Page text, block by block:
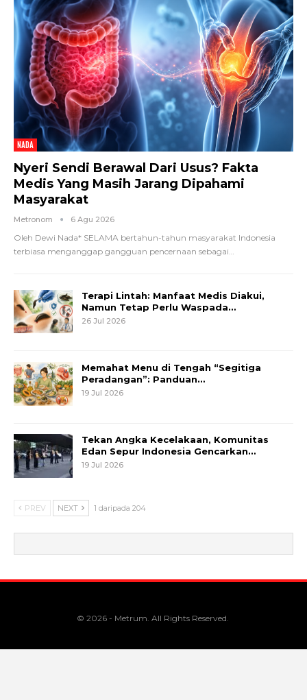
NADA
Nyeri Sendi Berawal Dari Usus? Fakta
Medis Yang Masih Jarang Dipahami
Masyarakat
Metronom 6 Agu 2026
Oleh Dewi Nada* SELAMA bertahun-tahun masyarakat Indonesia
terbiasa menganggap gangguan pencernaan sebagai
Terapi Lintah: Manfaat Medis Diakui,
Namun Tetap Perlu Waspada…
26 Jul 2026
Memahat Menu di Tengah “Segitiga
Peradangan”: Panduan…
19 Jul 2026
Tekan Angka Kecelakaan, Komunitas
Edan Sepur Indonesia Gencarkan…
19 Jul 2026
PREV NEXT 1 daripada 204
© 2026 - Metrum. All Rights Reserved.